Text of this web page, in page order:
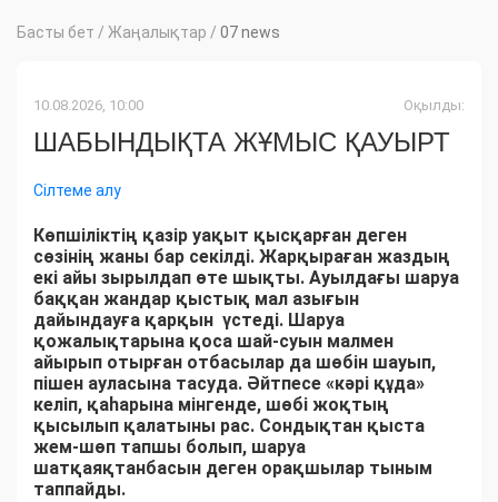
Басты бет / Жаңалықтар / 07 news
10.08.2026, 10:00 Оқылды:
ШАБЫНДЫҚТА ЖҰМЫС ҚАУЫРТ
Сілтеме алу
Көпшіліктің қазір уақыт қысқарған деген
сөзінің жаны бар секілді. Жарқыраған жаздың
екі айы зырылдап өте шықты. Ауылдағы шаруа
баққан жандар қыстық мал азығын
дайындауға қарқын үстеді. Шаруа
қожалықтарына қоса шай-суын малмен
айырып отырған отбасылар да шөбін шауып,
пішен ауласына тасуда. Әйтпесе «кәрі құда»
келіп, қаһарына мінгенде, шөбі жоқтың
қысылып қалатыны рас. Сондықтан қыста
жем-шөп тапшы болып, шаруа
шатқаяқтанбасын деген орақшылар тыным
таппайды.